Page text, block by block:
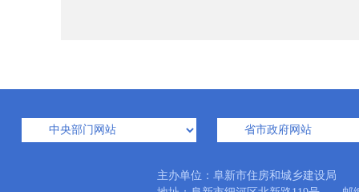
主办单位：阜新市住房和城乡建设局